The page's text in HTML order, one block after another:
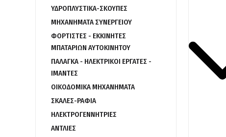
ΥΔΡΟΠΛΥΣΤΙΚΑ-ΣΚΟΥΠΕΣ
ΜΗΧΑΝΗΜΑΤΑ ΣΥΝΕΡΓΕΙΟΥ
ΦΟΡΤΙΣΤΕΣ - ΕΚΚΙΝΗΤΕΣ
ΜΠΑΤΑΡΙΩΝ ΑΥΤΟΚΙΝΗΤΟΥ
ΠΑΛΑΓΚΑ - ΗΛΕΚΤΡΙΚΟΙ ΕΡΓΑΤΕΣ -
ΙΜΑΝΤΕΣ
ΟΙΚΟΔΟΜΙΚΑ ΜΗΧΑΝΗΜΑΤΑ
ΣΚΑΛΕΣ-ΡΑΦΙΑ
ΗΛΕΚΤΡΟΓΕΝΝΗΤΡΙΕΣ
ΑΝΤΛΙΕΣ